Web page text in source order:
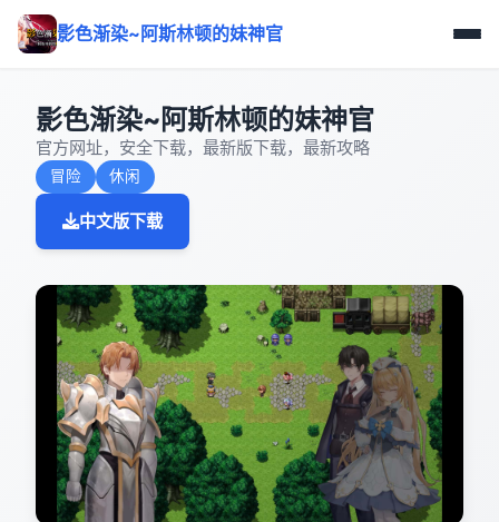
影色渐染~阿斯林顿的妹神官
影色渐染~阿斯林顿的妹神官
官方网址，安全下载，最新版下载，最新攻略
冒险 休闲
中文版下载